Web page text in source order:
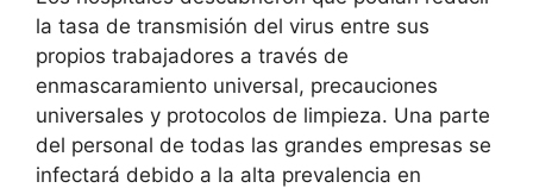
la tasa de transmisión del virus entre sus
propios trabajadores a través de
enmascaramiento universal, precauciones
universales y protocolos de limpieza. Una parte
del personal de todas las grandes empresas se
infectará debido a la alta prevalencia en